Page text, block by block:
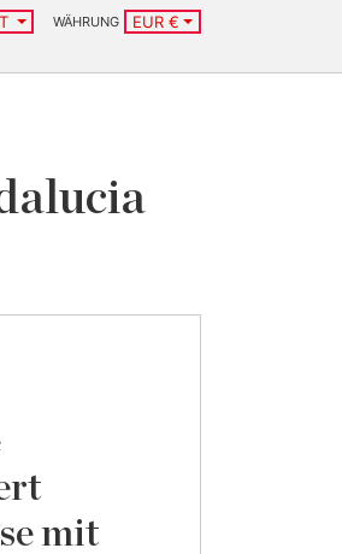
WÄHRUNG EUR €
mit